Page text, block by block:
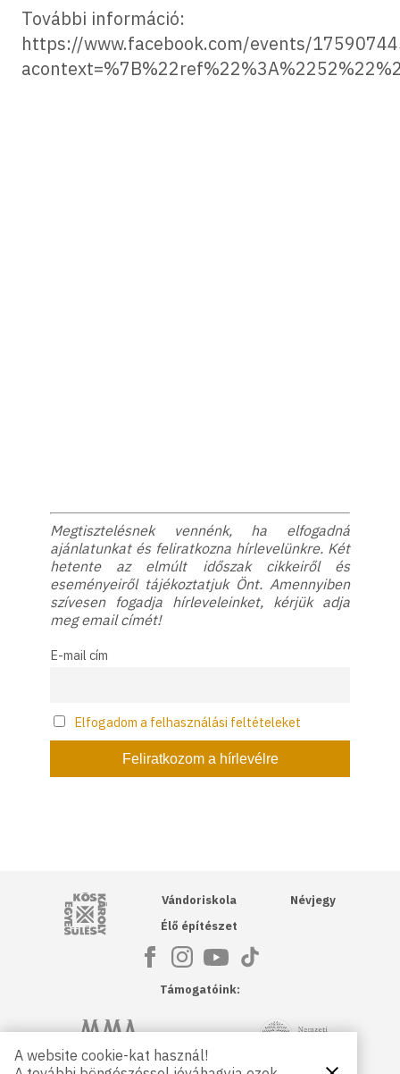
További információ:
https://www.facebook.com/events/
Megtisztelésnek vennénk, ha elfogadná
ajánlatunkat és feliratkozna hírlevelünkre. Két
hetente az elmúlt időszak cikkeiről és
eseményeiről tájékoztatjuk Önt. Amennyiben
szívesen fogadja hírleveleinket, kérjük adja
meg email címét!
E-mail cím
Elfogadom a felhasználási feltételeket
Kós Károly Egyesülés
Vándoriskola
Élő építészet
Névjegy
Támogatóink:
Magyar Művészeti Akadémia NKA
A website cookie-kat használ!